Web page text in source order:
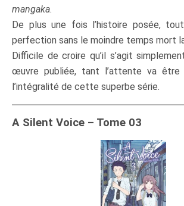
mangaka.
De plus une fois l’histoire posée,
perfection sans le moindre temps mort
Difficile de croire qu’il s’agit
œuvre publiée, tant l’attente va être
l’intégralité de cette superbe série.
A Silent Voice – Tome 03